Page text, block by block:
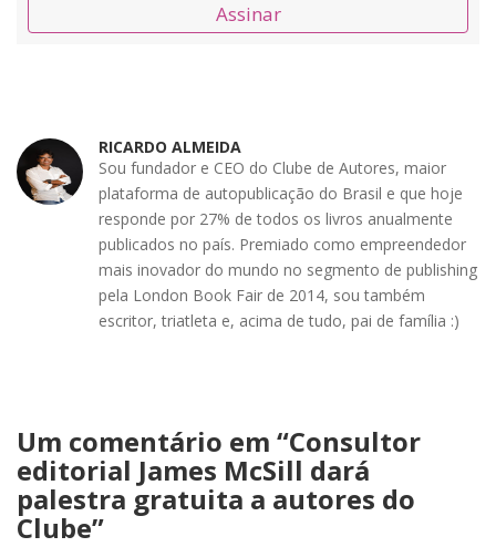
Assinar
RICARDO ALMEIDA
Sou fundador e CEO do Clube de Autores, maior
plataforma de autopublicação do Brasil e que hoje
responde por 27% de todos os livros anualmente
publicados no país. Premiado como empreendedor
mais inovador do mundo no segmento de publishing
pela London Book Fair de 2014, sou também
escritor, triatleta e, acima de tudo, pai de família :)
Um comentário em “Consultor
editorial James McSill dará
palestra gratuita a autores do
Clube”